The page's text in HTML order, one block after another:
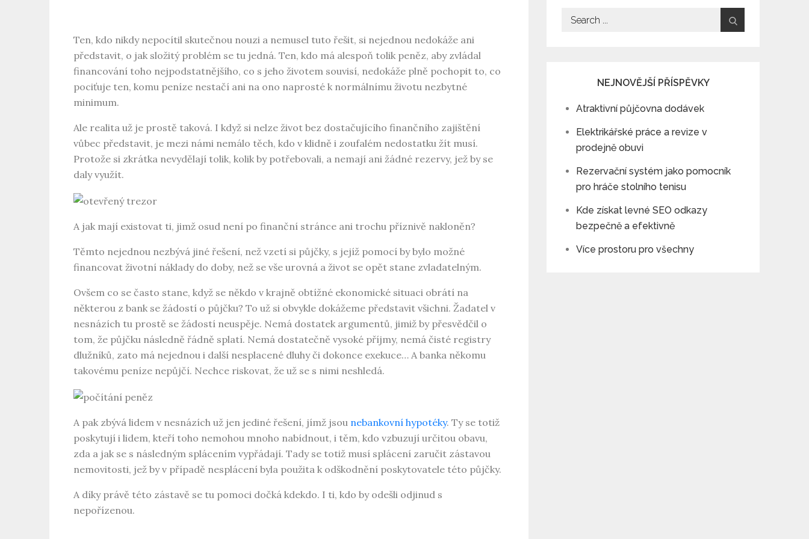
Ten, kdo nikdy nepocítil skutečnou nouzi a nemusel tuto řešit, si nejednou nedokáže ani
představit, o jak složitý problém se tu jedná. Ten, kdo má alespoň tolik peněz, aby zvládal
financování toho nejpodstatnějšího, co s jeho životem souvisí, nedokáže plně pochopit to, co
pociťuje ten, komu peníze nestačí ani na ono naprosté k normálnímu životu nezbytné
minimum.
Ale realita už je prostě taková. I když si nelze život bez dostačujícího finančního zajištění
vůbec představit, je mezi námi nemálo těch, kdo v klidně i zoufalém nedostatku žít musí.
Protože si zkrátka nevydělají tolik, kolik by potřebovali, a nemají ani žádné rezervy, jež by se
daly využít.
A jak mají existovat ti, jimž osud není po finanční stránce ani trochu příznivě nakloněn?
Těmto nejednou nezbývá jiné řešení, než vzetí si půjčky, s jejíž pomocí by bylo možné
financovat životní náklady do doby, než se vše urovná a život se opět stane zvladatelným.
Ovšem co se často stane, když se někdo v krajně obtížné ekonomické situaci obrátí na
některou z bank se žádostí o půjčku? To už si obvykle dokážeme představit všichni. Žadatel v
nesnázích tu prostě se žádostí neuspěje. Nemá dostatek argumentů, jimiž by přesvědčil o
tom, že půjčku následně řádně splatí. Nemá dostatečně vysoké příjmy, nemá čisté registry
dlužníků, zato má nejednou i další nesplacené dluhy či dokonce exekuce… A banka někomu
takovému peníze nepůjčí. Nechce riskovat, že už se s nimi neshledá.
A pak zbývá lidem v nesnázích už jen jediné řešení, jímž jsou nebankovní hypotéky. Ty se totiž
poskytují i lidem, kteří toho nemohou mnoho nabídnout, i těm, kdo vzbuzují určitou obavu,
zda a jak se s následným splácením vypřádají. Tady se totiž musí splácení zaručit zástavou
nemovitosti, jež by v případě nesplácení byla použita k odškodnění poskytovatele této půjčky.
A díky právě této zástavě se tu pomoci dočká kdekdo. I ti, kdo by odešli odjinud s
nepořízenou.
Search
NEJNOVĚJŠÍ PŘÍSPĚVKY
Atraktivní půjčovna dodávek
Elektrikářské práce a revize v
prodejně obuvi
Rezervační systém jako pomocník
pro hráče stolního tenisu
Kde získat levné SEO odkazy
bezpečně a efektivně
Více prostoru pro všechny